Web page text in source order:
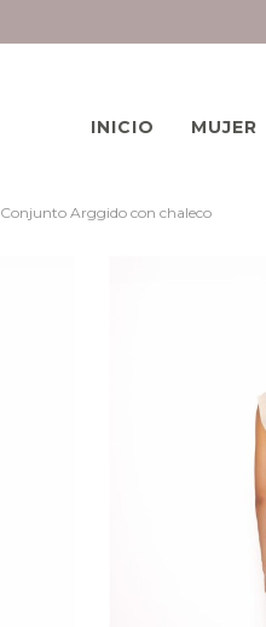
INICIO
MUJER
Conjunto Arggido con chaleco